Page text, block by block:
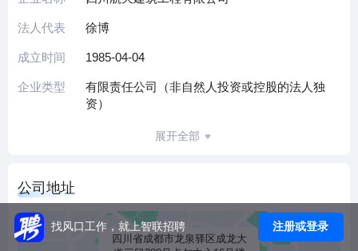
绩迅猛增长，管理水平稳步提升，拥有建筑工程施工总承包
一级、市政公用工程施工总承包一级、公路工程施工总承包
程施工总承包二级等6个二级资质。公司积极布局全国区域市
古、浙江等地设立了分公司。目前公司正处于大力开发拓展
公司始终把“人力资源是第一资源”这一理念作为生存发展之
本。拟从全国引进大批高素质的经营管理、工程技术类等专
业人才，并加大对人才的选拔和培养力度，并通过人才测
评、职业生涯规划为员工提供培训机会和广阔的发展空间。
法人代表 徐博
成立时间 1985-04-04
企业类型
有限责任公司（非自然人投资或控股的法人独
资）
展开全部
公司地址
四川省成都市龙泉驿区成龙大
找风口工作，就上智联招聘 注册或登录